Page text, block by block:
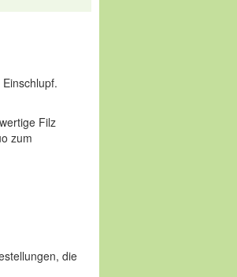
Filz
zum
die